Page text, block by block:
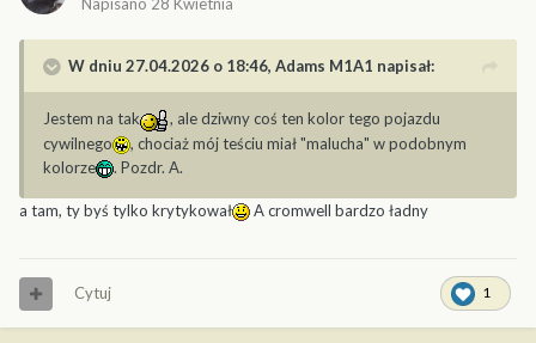
Napisano 28 Kwietnia
W dniu 27.04.2026 o 18:46, Adams M1A1 napisał:
Jestem na tak
, ale dziwny coś ten kolor tego pojazdu
cywilnego
, chociaż mój teściu miał "malucha" w podobnym
kolorze
. Pozdr. A.
a tam, ty byś tylko krytykował A cromwell bardzo ładny
1
Cytuj